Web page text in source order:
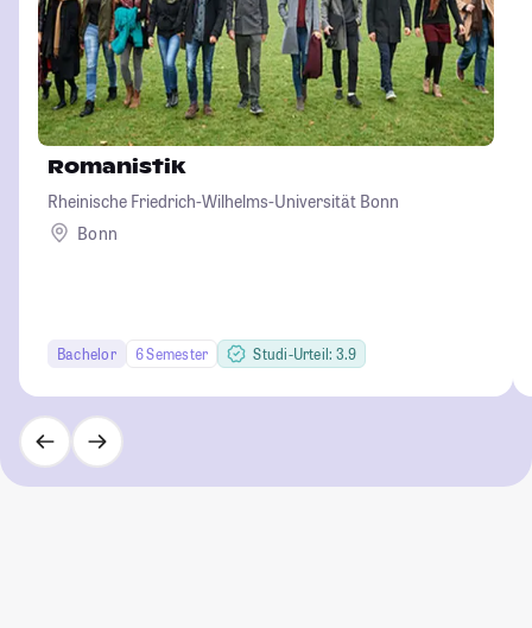
Romanistik
Rheinische Friedrich-Wilhelms-Universität Bonn
Bonn
Bachelor 6 Semester Studi-Urteil: 3.9